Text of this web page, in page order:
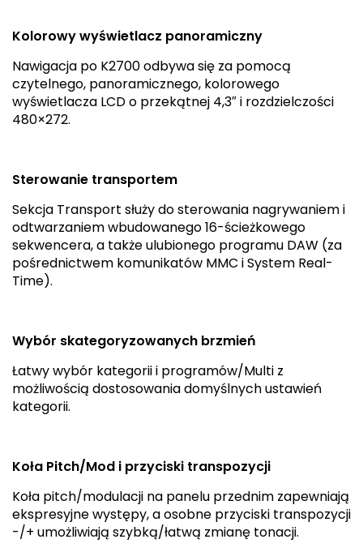
Kolorowy wyświetlacz panoramiczny
Nawigacja po K2700 odbywa się za pomocą
czytelnego, panoramicznego, kolorowego
wyświetlacza LCD o przekątnej 4,3″ i rozdzielczości
480×272.
Sterowanie transportem
Sekcja Transport służy do sterowania nagrywaniem i
odtwarzaniem wbudowanego 16-ścieżkowego
sekwencera, a także ulubionego programu DAW (za
pośrednictwem komunikatów MMC i System Real-
Time).
Wybór skategoryzowanych brzmień
Łatwy wybór kategorii i programów/Multi z
możliwością dostosowania domyślnych ustawień
kategorii.
Koła Pitch/Mod i przyciski transpozycji
Koła pitch/modulacji na panelu przednim zapewniają
ekspresyjne występy, a osobne przyciski transpozycji
-/+ umożliwiają szybką/łatwą zmianę tonacji.